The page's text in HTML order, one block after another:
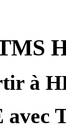
à